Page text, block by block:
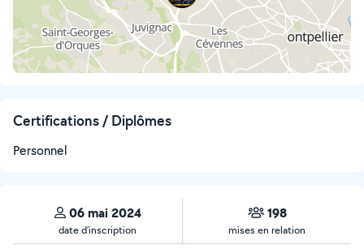
Certifications / Diplômes
Personnel
06 mai 2024
date d’inscription
198
mises en relation